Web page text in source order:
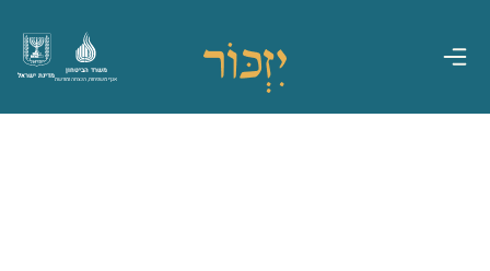
מדינת ישראל
משרד הביטחון
אגף משפחות, הנצחה ומורשת